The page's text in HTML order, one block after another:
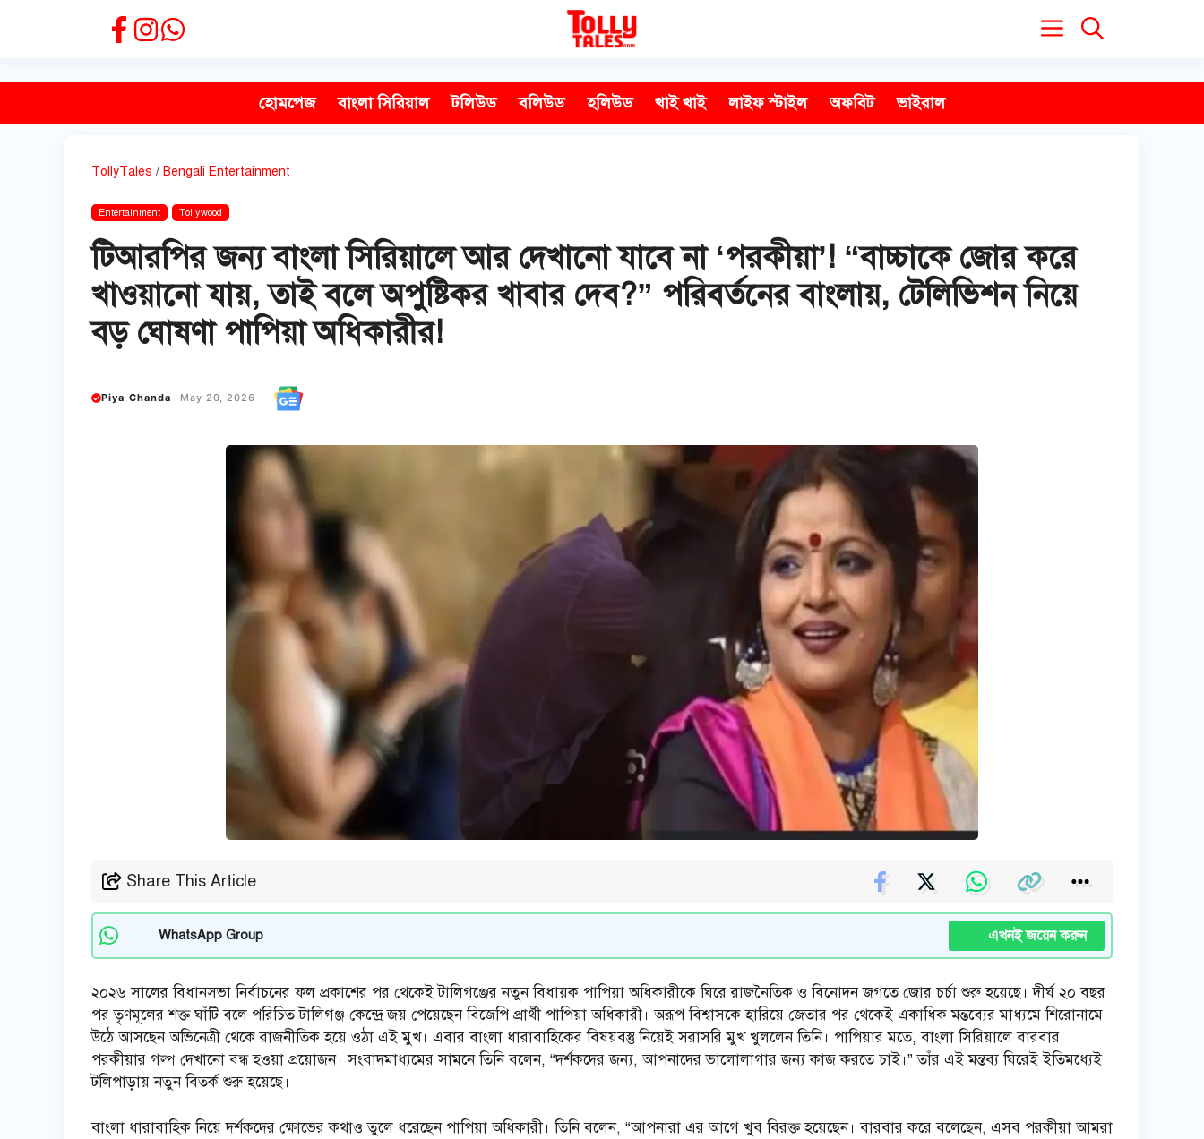
হোমপেজ বাংলা সিরিয়াল টলিউড বলিউড হলিউড খাই খাই লাইফ স্টাইল অফবিট ভাইরাল
TollyTales / Bengali Entertainment
Entertainment Tollywood
টিআরপির জন্য বাংলা সিরিয়ালে আর দেখানো যাবে না ‘পরকীয়া’! “বাচ্চাকে জোর করে
খাওয়ানো যায়, তাই বলে অপুষ্টিকর খাবার দেব?” পরিবর্তনের বাংলায়, টেলিভিশন নিয়ে
বড় ঘোষণা পাপিয়া অধিকারীর!
Piya Chanda May 20, 2026
Share This Article
WhatsApp Group এখনই জয়েন করুন
২০২৬ সালের বিধানসভা নির্বাচনের ফল প্রকাশের পর থেকেই টালিগঞ্জের নতুন বিধায়ক পাপিয়া অধিকারীকে ঘিরে রাজনৈতিক ও বিনোদন জগতে জোর চর্চা শুরু হয়েছে। দীর্ঘ ২০ বছর
পর তৃণমূলের শক্ত ঘাঁটি বলে পরিচিত টালিগঞ্জ কেন্দ্রে জয় পেয়েছেন বিজেপি প্রার্থী পাপিয়া অধিকারী। অরূপ বিশ্বাসকে হারিয়ে জেতার পর থেকেই একাধিক মন্তব্যের মাধ্যমে শিরোনামে
উঠে আসছেন অভিনেত্রী থেকে রাজনীতিক হয়ে ওঠা এই মুখ। এবার বাংলা ধারাবাহিকের বিষয়বস্তু নিয়েই সরাসরি মুখ খুললেন তিনি। পাপিয়ার মতে, বাংলা সিরিয়ালে বারবার
পরকীয়ার গল্প দেখানো বন্ধ হওয়া প্রয়োজন। সংবাদমাধ্যমের সামনে তিনি বলেন, “দর্শকদের জন্য, আপনাদের ভালোলাগার জন্য কাজ করতে চাই।” তাঁর এই মন্তব্য ঘিরেই ইতিমধ্যেই
টলিপাড়ায় নতুন বিতর্ক শুরু হয়েছে।
বাংলা ধারাবাহিক নিয়ে দর্শকদের ক্ষোভের কথাও তুলে ধরেছেন পাপিয়া অধিকারী। তিনি বলেন, “আপনারা এর আগে খুব বিরক্ত হয়েছেন। বারবার করে বলেছেন, এসব পরকীয়া আমরা